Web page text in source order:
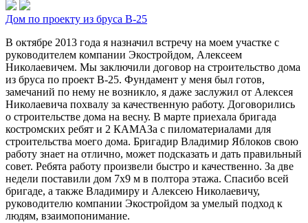
Дом по проекту из бруса В-25
В октябре 2013 года я назначил встречу на моем участке с
руководителем компании Экостройдом, Алексеем
Николаевичем. Мы заключили договор на строительство дома
из бруса по проект В-25. Фундамент у меня был готов,
замечаний по нему не возникло, я даже заслужил от Алексея
Николаевича похвалу за качественную работу. Договорились
о строительстве дома на весну. В марте приехала бригада
костромских ребят и 2 КАМАЗа с пиломатериалами для
строительства моего дома. Бригадир Владимир Яблоков свою
работу знает на отлично, может подсказать и дать правильный
совет. Ребята работу произвели быстро и качественно. За две
недели поставили дом 7х9 м в полтора этажа. Спасибо всей
бригаде, а также Владимиру и Алексею Николаевичу,
руководителю компании Экостройдом за умелый подход к
людям, взаимопонимание.